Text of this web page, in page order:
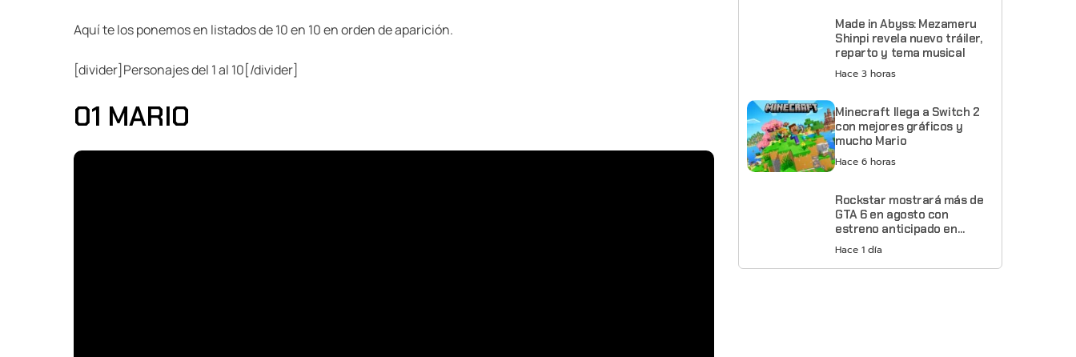
Aquí te los ponemos en listados de 10 en 10 en orden de aparición.
[divider]Personajes del 1 al 10[/divider]
01 MARIO
Made in Abyss: Mezameru
Shinpi revela nuevo tráiler,
reparto y tema musical
Hace 3 horas
Minecraft llega a Switch 2
con mejores gráficos y
mucho Mario
Hace 6 horas
Rockstar mostrará más de
GTA 6 en agosto con
estreno anticipado en
Netflix
Hace 1 día